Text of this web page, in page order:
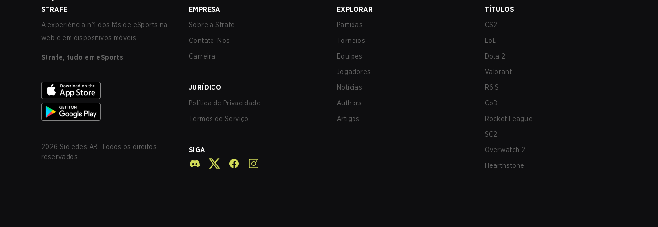
STRAFE
A experiência nº1 dos fãs de eSports na
web e em dispositivos móveis.
Strafe, tudo em eSports
2026 Sidledes AB. Todos os direitos
reservados.
EMPRESA
Sobre a Strafe
Contate-Nos
Carreira
JURÍDICO
Política de Privacidade
Termos de Serviço
SIGA
EXPLORAR
Partidas
Torneios
Equipes
Jogadores
Notícias
Authors
Artigos
TÍTULOS
CS2
LoL
Dota 2
Valorant
R6:S
CoD
Rocket League
SC2
Overwatch 2
Hearthstone